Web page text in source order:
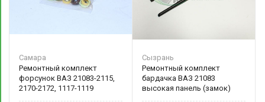
Самара
Ремонтный комплект
форсунок ВАЗ 21083-2115,
2170-2172, 1117-1119
Сызрань
Ремонтный комплект
бардачка ВАЗ 21083
высокая панель (замок)